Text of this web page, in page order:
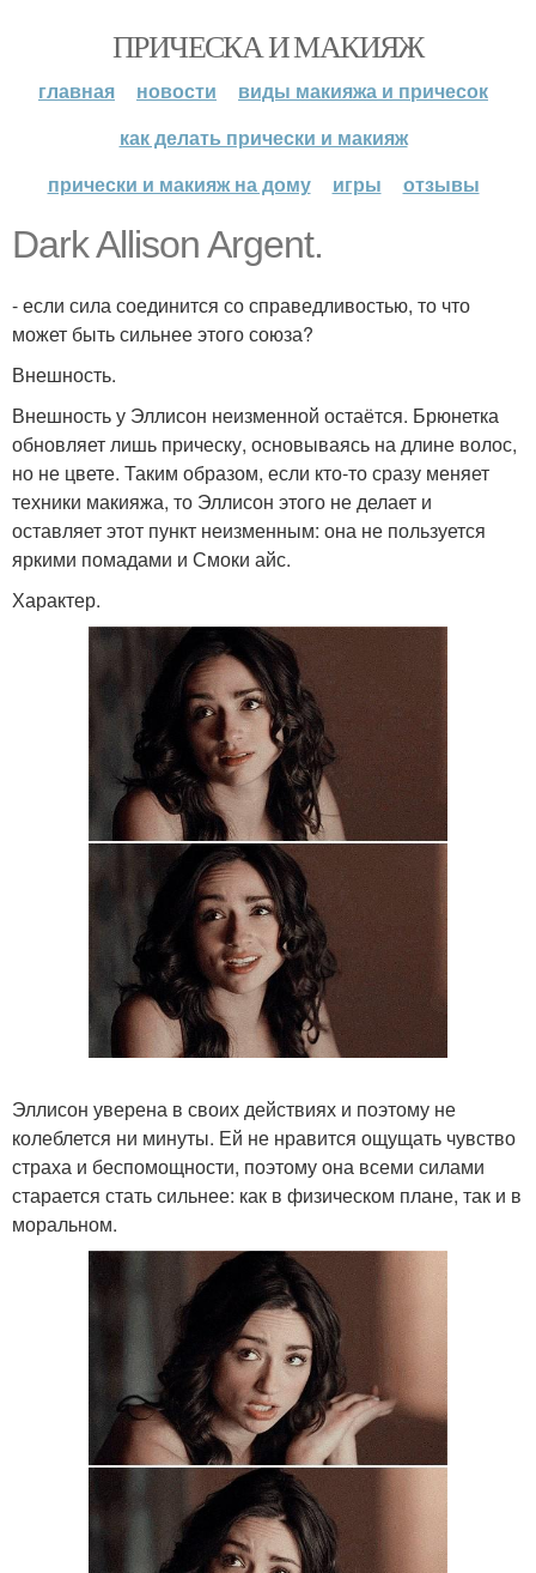
ПРИЧЕСКА И МАКИЯЖ
главная новости
виды макияжа и причесок
как делать прически и макияж
прически и макияж на дому
игры отзывы
Dark Allison Argent.
- если сила соединится со справедливостью, то что
может быть сильнее этого союза?
Внешность.
Внешность у Эллисон неизменной остаётся. Брюнетка
обновляет лишь прическу, основываясь на длине волос,
но не цвете. Таким образом, если кто-то сразу меняет
техники макияжа, то Эллисон этого не делает и
оставляет этот пункт неизменным: она не пользуется
яркими помадами и Смоки айс.
Характер.
Эллисон уверена в своих действиях и поэтому не
колеблется ни минуты. Ей не нравится ощущать чувство
страха и беспомощности, поэтому она всеми силами
старается стать сильнее: как в физическом плане, так и в
моральном.